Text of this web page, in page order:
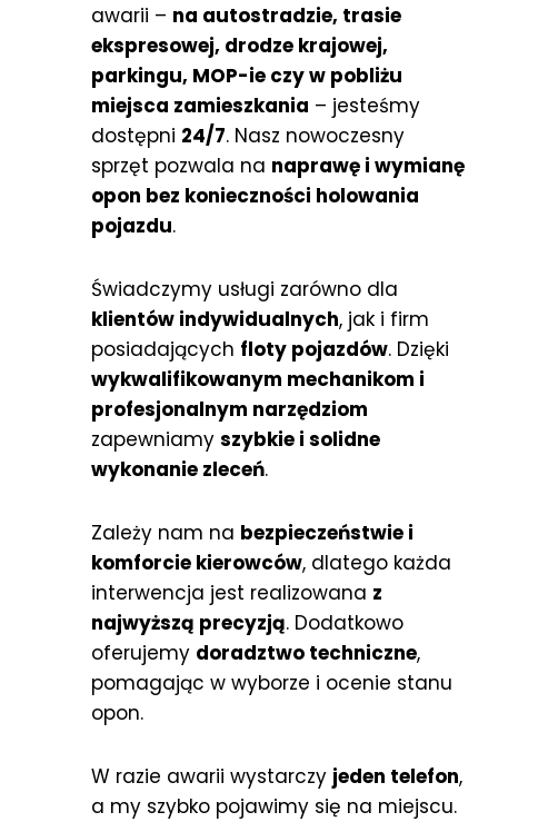
awarii – na autostradzie, trasie
ekspresowej, drodze krajowej,
parkingu, MOP-ie czy w pobliżu
miejsca zamieszkania – jesteśmy
dostępni 24/7. Nasz nowoczesny
sprzęt pozwala na naprawę i wymianę
opon bez konieczności holowania
pojazdu.
Świadczymy usługi zarówno dla
klientów indywidualnych, jak i firm
posiadających floty pojazdów. Dzięki
wykwalifikowanym mechanikom i
profesjonalnym narzędziom
zapewniamy szybkie i solidne
wykonanie zleceń.
Zależy nam na bezpieczeństwie i
komforcie kierowców, dlatego każda
interwencja jest realizowana z
najwyższą precyzją. Dodatkowo
oferujemy doradztwo techniczne,
pomagając w wyborze i ocenie stanu
opon.
W razie awarii wystarczy jeden telefon,
a my szybko pojawimy się na miejscu.